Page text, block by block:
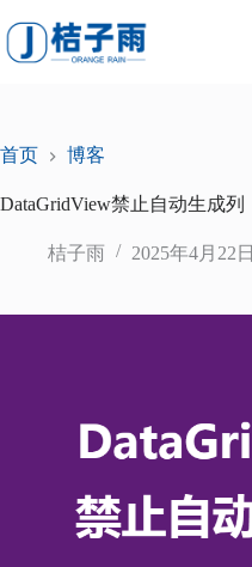
至
内
首页 博客
DataGridView禁止自动生成列
桔子雨 2025年4月22日